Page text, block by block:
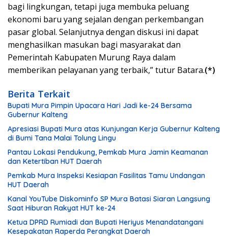
bagi lingkungan, tetapi juga membuka peluang
ekonomi baru yang sejalan dengan perkembangan
pasar global. Selanjutnya dengan diskusi ini dapat
menghasilkan masukan bagi masyarakat dan
Pemerintah Kabupaten Murung Raya dalam
memberikan pelayanan yang terbaik,” tutur Batara.(*)
Berita Terkait
Bupati Mura Pimpin Upacara Hari Jadi ke-24 Bersama
Gubernur Kalteng
Apresiasi Bupati Mura atas Kunjungan Kerja Gubernur Kalteng
di Bumi Tana Malai Tolung Lingu
Pantau Lokasi Pendukung, Pemkab Mura Jamin Keamanan
dan Ketertiban HUT Daerah
Pemkab Mura Inspeksi Kesiapan Fasilitas Tamu Undangan
HUT Daerah
Kanal YouTube Diskominfo SP Mura Batasi Siaran Langsung
Saat Hiburan Rakyat HUT ke-24
Ketua DPRD Rumiadi dan Bupati Heriyus Menandatangani
Kesepakatan Raperda Perangkat Daerah